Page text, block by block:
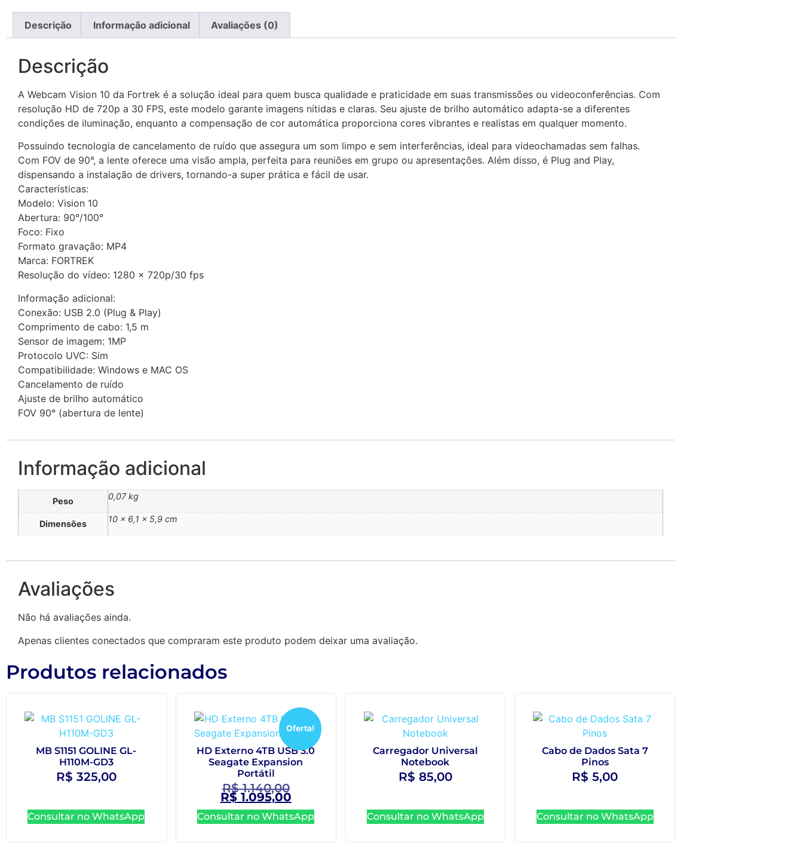
Descrição Informação adicional Avaliações (0)
Descrição
A Webcam Vision 10 da Fortrek é a solução ideal para quem busca qualidade e praticidade em suas transmissões ou videoconferências. Com
resolução HD de 720p a 30 FPS, este modelo garante imagens nítidas e claras. Seu ajuste de brilho automático adapta-se a diferentes
condições de iluminação, enquanto a compensação de cor automática proporciona cores vibrantes e realistas em qualquer momento.
Possuindo tecnologia de cancelamento de ruído que assegura um som limpo e sem interferências, ideal para videochamadas sem falhas.
Com FOV de 90°, a lente oferece uma visão ampla, perfeita para reuniões em grupo ou apresentações. Além disso, é Plug and Play,
dispensando a instalação de drivers, tornando-a super prática e fácil de usar.
Características:
Modelo: Vision 10
Abertura: 90°/100°
Foco: Fixo
Formato gravação: MP4
Marca: FORTREK
Resolução do vídeo: 1280 x 720p/30 fps
Informação adicional:
Conexão: USB 2.0 (Plug & Play)
Comprimento de cabo: 1,5 m
Sensor de imagem: 1MP
Protocolo UVC: Sim
Compatibilidade: Windows e MAC OS
Cancelamento de ruído
Ajuste de brilho automático
FOV 90° (abertura de lente)
Informação adicional
Peso 0,07 kg
Dimensões 10 × 6,1 × 5,9 cm
Avaliações
Não há avaliações ainda.
Apenas clientes conectados que compraram este produto podem deixar uma avaliação.
Produtos relacionados
MB S1151 GOLINE GL-
H110M-GD3
R$ 325,00
Consultar no WhatsApp
Oferta!
HD Externo 4TB USB 3.0
Seagate Expansion
Portátil
R$1.140,00
R$1.095,00
Consultar no WhatsApp
Carregador Universal
Notebook
R$ 85,00
Consultar no WhatsApp
Cabo de Dados Sata 7
Pinos
R$ 5,00
Consultar no WhatsApp